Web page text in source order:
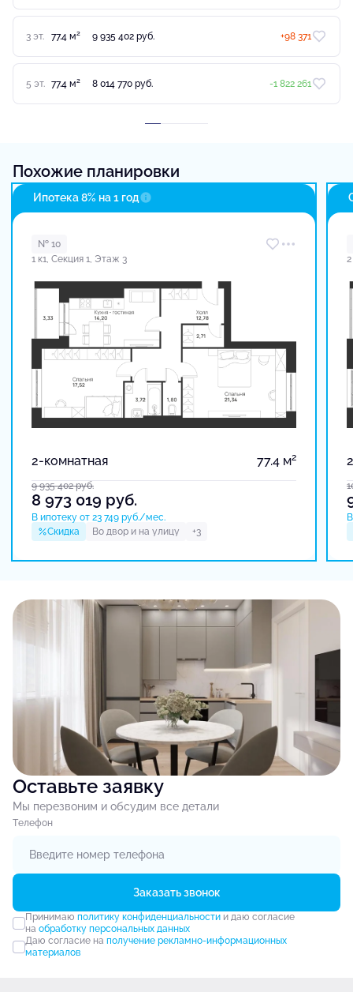
3 эт. 77.4 м2 9 935 402 руб. +98 371
5 эт. 77.4 м2 8 014 770 руб. -1 822 261
Похожие планировки
Ипотека 8% на 1 год
№ 10
1 к1, Секция 1, Этаж 3
2-комнатная 77.4 м2
9 935 402руб.
8 973 019 руб.
В ипотеку от 23 749 руб./мес.
Скидка
Во двор и на улицу +3
Оставьте заявку
Мы перезвоним и обсудим все детали
Tелефон
Заказать звонок
Принимаю политику конфиденциальностии даю согласие
на обработку персональных данных
Даю согласие на получение рекламно-информационных
материалов